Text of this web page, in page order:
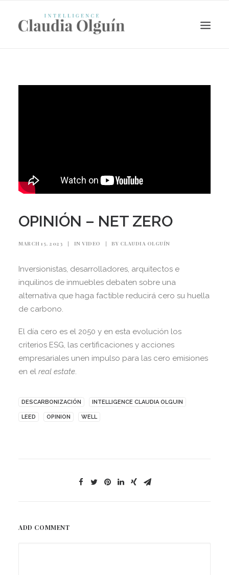
Search
OPINIÓN – NET ZERO
MARCH 15, 2023 | IN VIDEO | BY CLAUDIA OLGUÍN
Inversionistas, desarrolladores, arquitectos e
inquilinos de inmuebles debaten sobre una
alternativa que haga factible reducirá cero su huella
de carbono.
El día cero es el 2050 y en esta evolución los
criterios ESG, las certificaciones y acciones
empresariales unen impulso para las cero emisiones
en el real estate
DESCARBONIZACIÓN INTELLIGENCE CLAUDIA OLGUIN
LEED OPINION WELL
ADD COMMENT